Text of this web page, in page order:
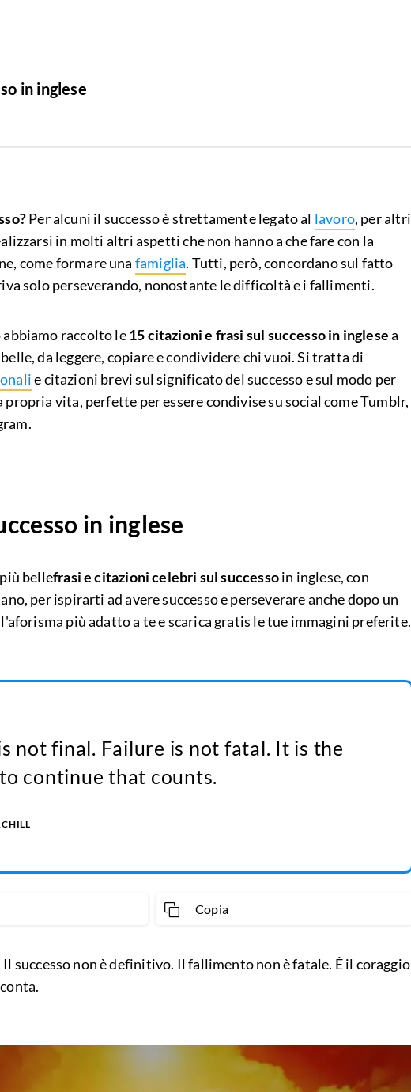
in inglese
Per alcuni il successo è strettamente legato al lavoro, per altri
in molti altri aspetti che non hanno a che fare con la
come formare una famiglia. Tutti, però, concordano sul fatto
solo perseverando, nonostante le difficoltà e i fallimenti.
raccolto le15 citazioni e frasi sul successo in inglesea
da leggere, copiare e condividere chi vuoi. Si tratta di
e citazioni brevi sul significato del successo e sul modo per
vita, perfette per essere condivise su social come Tumblr,
in inglese
bellefrasi e citazioni celebri sul successoin inglese, con
per ispirarti ad avere successo e perseverare anche dopo un
più adatto a te e scarica gratis le tue immagini preferite.
not final. Failure is not fatal. It is the
continue that counts.
Copia
Il successo non è definitivo. Il fallimento non è fatale. È il coraggio